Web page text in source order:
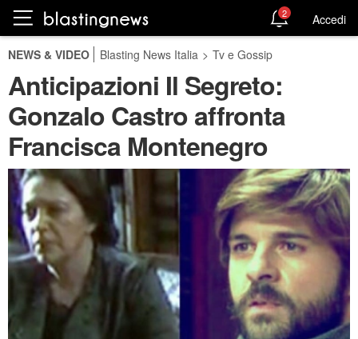
2 Accedi
NEWS & VIDEO Blasting News Italia > Tv e Gossip
Anticipazioni Il Segreto:
Gonzalo Castro affronta
Francisca Montenegro